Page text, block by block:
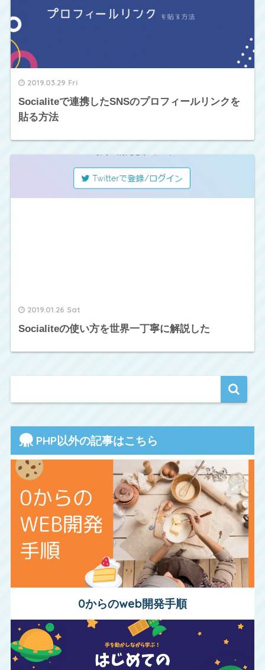
2019.03.29 Fri
Socialiteで連携したSNSのプロフィールリンクを
貼る方法
2019.01.26 Sat
Socialiteの使い方を世界一丁寧に解説した
PHP以外の記事はこちら
0からのweb開発手順